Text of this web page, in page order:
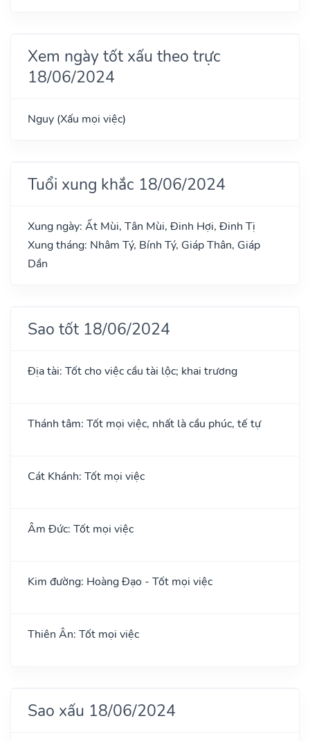
Xem ngày tốt xấu theo trực
18/06/2024
Nguy (Xấu mọi việc)
Tuổi xung khắc 18/06/2024
Xung ngày: Ất Mùi, Tân Mùi, Đinh Hợi, Đinh Tị
Xung tháng: Nhâm Tý, Bính Tý, Giáp Thân, Giáp
Dần
Sao tốt 18/06/2024
Địa tài: Tốt cho việc cầu tài lộc; khai trương
Thánh tâm: Tốt mọi việc, nhất là cầu phúc, tế tự
Cát Khánh: Tốt mọi việc
Âm Đức: Tốt mọi việc
Kim đường: Hoàng Đạo - Tốt mọi việc
Thiên Ân: Tốt mọi việc
Sao xấu 18/06/2024